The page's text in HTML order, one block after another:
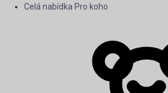
Celá nabídka Pro koho